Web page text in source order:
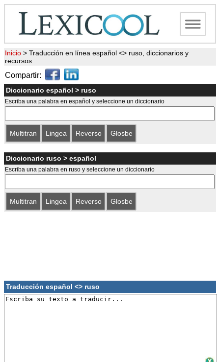
Inicio > Traducción en línea español <> ruso, diccionarios y
recursos
Compartir:
Diccionario español > ruso
Escriba una palabra en español y seleccione un diccionario
Multitran Lingea Reverso Glosbe
Diccionario ruso > español
Escriba una palabra en ruso y seleccione un diccionario
Multitran Lingea Reverso Glosbe
Traducción español <> ruso